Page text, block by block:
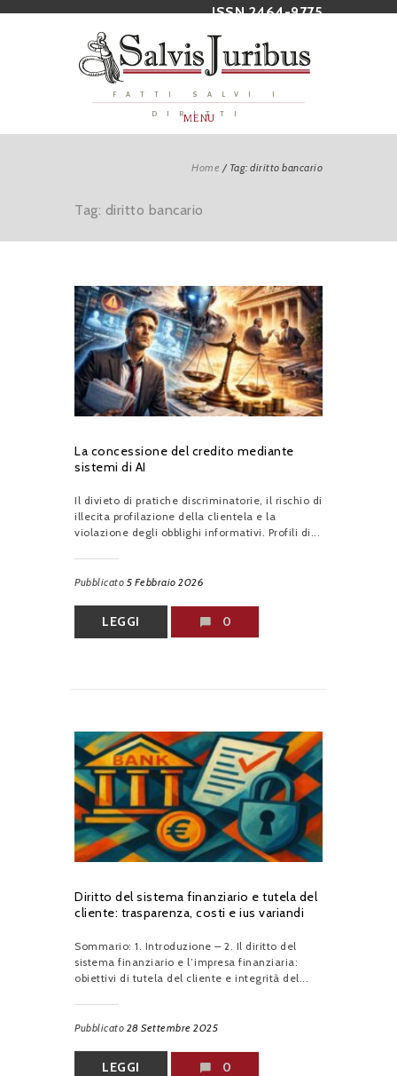
ISSN 2464-9775
FATTI SALVI I
DIRITTI
MENU
Home / Tag: diritto bancario
Tag: diritto bancario
La concessione del credito mediante
sistemi di AI
Il divieto di pratiche discriminatorie, il rischio di
illecita profilazione della clientela e la
violazione degli obblighi informativi. Profili di...
Pubblicato 5 Febbraio 2026
LEGGI 0
Diritto del sistema finanziario e tutela del
cliente: trasparenza, costi e ius variandi
Sommario: 1. Introduzione – 2. Il diritto del
sistema finanziario e l’impresa finanziaria:
obiettivi di tutela del cliente e integrità del...
Pubblicato 28 Settembre 2025
LEGGI 0